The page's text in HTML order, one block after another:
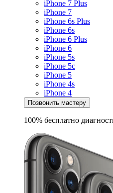
iPhone 7 Plus
iPhone 7
iPhone 6s Plus
iPhone 6s
iPhone 6 Plus
iPhone 6
iPhone 5s
iPhone 5c
iPhone 5
iPhone 4s
iPhone 4
Позвонить мастеру
100% бесплатно